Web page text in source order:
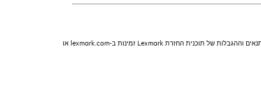
מחסניות תוכנית ההחזרה של Lexmark כפופות לתנאים וההגבלות של תוכנית ההחזרה של Lexmark. ראה lexmark.com/returnprogram למידע נוסף. מחסניות רגילות ללא התנאים וההגבלות של תוכנית החזרת Lexmark זמינות ב-lexmark.com או